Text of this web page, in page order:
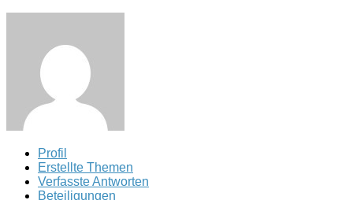
Profil
Erstellte Themen
Verfasste Antworten
Beteiligungen